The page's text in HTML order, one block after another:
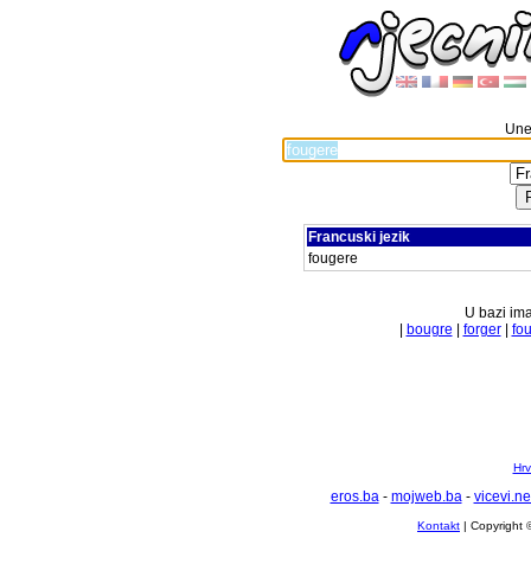
Francuski jezik
fougere
U bazi
bougre forger|
eros.ba- mojweb.ba-
Kontakt | Copyright